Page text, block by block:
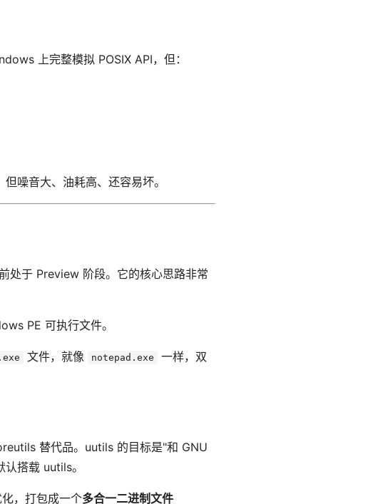
上完整模拟 POSIX API，但：
噪音大、油耗高、还容易坏。
处于 Preview 阶段。它的核心思路非常
PE 可执行文件。
.exe 文件，就像 notepad.exe
一样，双
替代品。uutils 的目标是"和 GNU
搭载 uutils。
，打包成一个多合一二进制文件